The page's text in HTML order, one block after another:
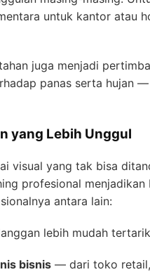
untuk kantor atau
juga menjadi
panas serta hujan
yang Lebih Unggul
visual yang tak bisa
profesional
antara lain:
lebih mudah
bisnis — dari toko